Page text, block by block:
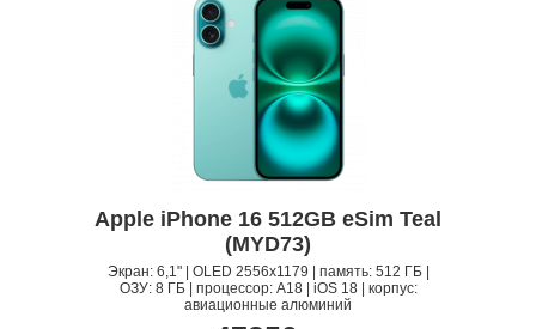
Apple iPhone 16 512GB eSim Teal
(MYD73)
Экран: 6,1" | OLED 2556x1179 | память: 512 ГБ |
ОЗУ: 8 ГБ | процессор: A18 | iOS 18 | корпус:
авиационные алюминий